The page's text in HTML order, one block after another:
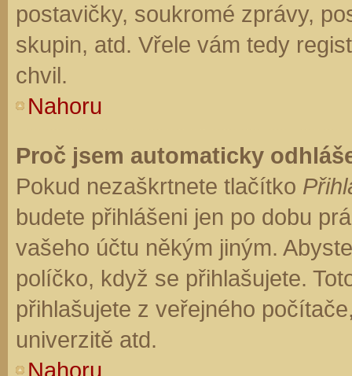
postavičky, soukromé zprávy,
skupin, atd. Vřele vám tedy
chvil.
Nahoru
Proč jsem automaticky
Pokud nezaškrtnete tlačítko
budete přihlášeni jen po dobu
vašeho účtu někým jiným.
políčko, když se přihlašujete.
přihlašujete z veřejného
univerzitě atd.
Nahoru